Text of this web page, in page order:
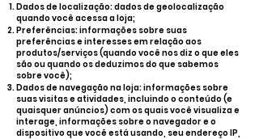
Dados de localização: dados de geolocalização
quando você acessa a loja;
Preferências: informações sobre suas
preferências e interesses em relação aos
produtos/serviços (quando você nos diz o que eles
são ou quando os deduzimos do que sabemos
sobre você);
Dados de navegação na loja: informações sobre
suas visitas e atividades, incluindo o conteúdo (e
quaisquer anúncios) com os quais você visualiza e
interage, informações sobre o navegador e o
dispositivo que você está usando, seu endereço IP,